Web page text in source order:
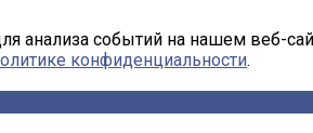
событий на нашем веб-
конфиденциальности.